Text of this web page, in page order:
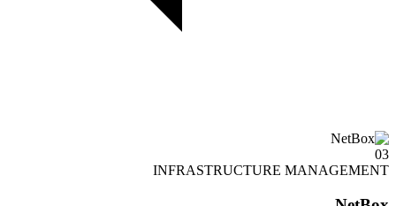
03
INFRASTRUCTURE MANAGEMENT